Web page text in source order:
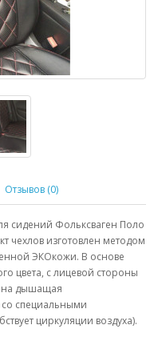
Отзывов (0)
сидений Фольксваген Поло
чехлов изготовлен методом
ЭКОкожи. В основе
цвета, с лицевой стороны
дышащая
специальными
циркуляции воздуха).